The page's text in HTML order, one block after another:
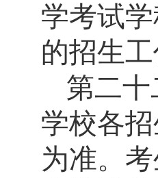
学考试
的招生
第二
学校各
为准。